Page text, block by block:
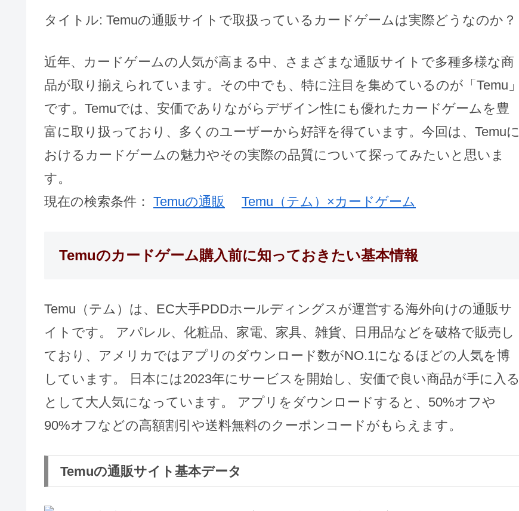
タイトル: Temuの通販サイトで取扱っているカードゲームは実際どうなのか？
近年、カードゲームの人気が高まる中、さまざまな通販サイトで多種多様な商
品が取り揃えられています。その中でも、特に注目を集めているのが「Temu」
です。Temuでは、安価でありながらデザイン性にも優れたカードゲームを豊
富に取り扱っており、多くのユーザーから好評を得ています。今回は、Temuに
おけるカードゲームの魅力やその実際の品質について探ってみたいと思いま
す。
現在の検索条件： Temuの通販 Temu（テム）×カードゲーム
Temuのカードゲーム購入前に知っておきたい基本情報
Temu（テム）は、EC大手PDDホールディングスが運営する海外向けの通販サ
イトです。 アパレル、化粧品、家電、家具、雑貨、日用品などを破格で販売し
ており、アメリカではアプリのダウンロード数がNO.1になるほどの人気を博
しています。 日本には2023年にサービスを開始し、安価で良い商品が手に入る
として大人気になっています。 アプリをダウンロードすると、50%オフや
90%オフなどの高額割引や送料無料のクーポンコードがもらえます。
Temuの通販サイト基本データ